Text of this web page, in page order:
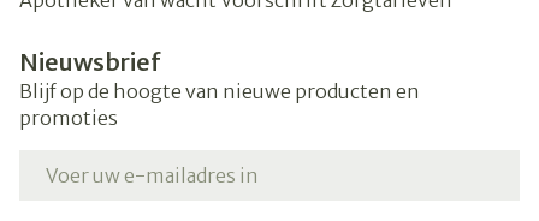
Nieuwsbrief
Blijf op de hoogte van nieuwe producten en
promoties